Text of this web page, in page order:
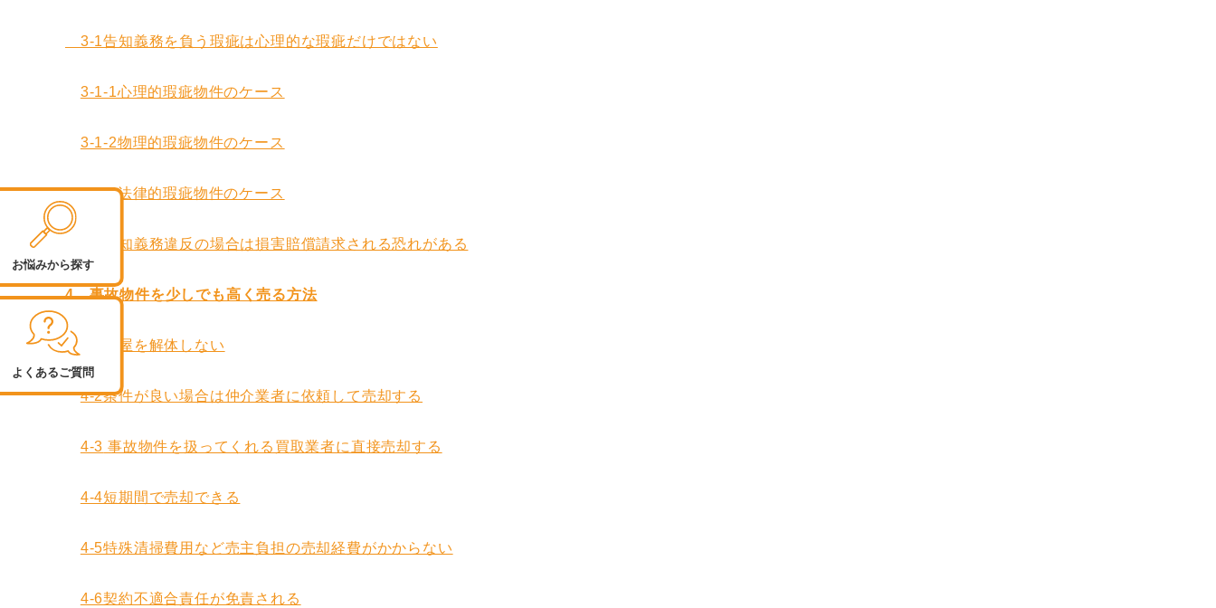
3-1告知義務を負う瑕疵は心理的な瑕疵だけではない
3-1-1心理的瑕疵物件のケース
3-1-2物理的瑕疵物件のケース
3-1-3法律的瑕疵物件のケース
3-2告知義務違反の場合は損害賠償請求される恐れがある
4 事故物件を少しでも高く売る方法
4-1家屋を解体しない
4-2条件が良い場合は仲介業者に依頼して売却する
4-3 事故物件を扱ってくれる買取業者に直接売却する
4-4短期間で売却できる
4-5特殊清掃費用など売主負担の売却経費がかからない
4-6契約不適合責任が免責される
お悩みから探す
よくあるご質問